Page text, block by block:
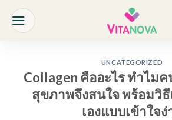
content
UNCATEGORIZED
Collagen คืออะไร ทำไม
สุขภาพจึงสนใจ พร้อมวิ
เองแบบเข้าใจง่